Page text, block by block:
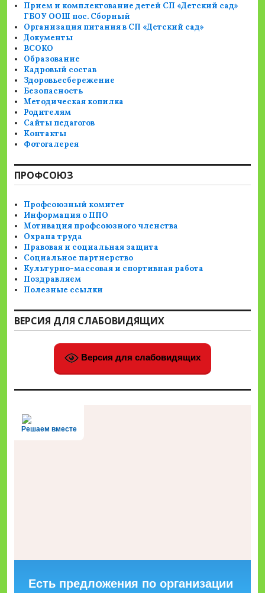
Прием и комплектование детей СП «Детский сад»
ГБОУ ООШ пос. Сборный
Организация питания в СП «Детский сад»
Документы
ВСОКО
Образование
Кадровый состав
Здоровьесбережение
Безопасность
Методическая копилка
Родителям
Сайты педагогов
Контакты
Фотогалерея
ПРОФСОЮЗ
Профсоюзный комитет
Информация о ППО
Мотивация профсоюзного членства
Охрана труда
Правовая и социальная защита
Социальное партнерство
Культурно-массовая и спортивная работа
Поздравляем
Полезные ссылки
ВЕРСИЯ ДЛЯ СЛАБОВИДЯЩИХ
Версия для слабовидящих
Решаем вместе
Есть предложения по организации